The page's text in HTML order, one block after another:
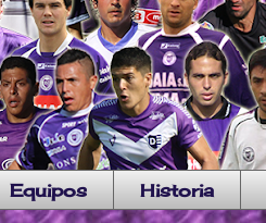
Equipos Historia